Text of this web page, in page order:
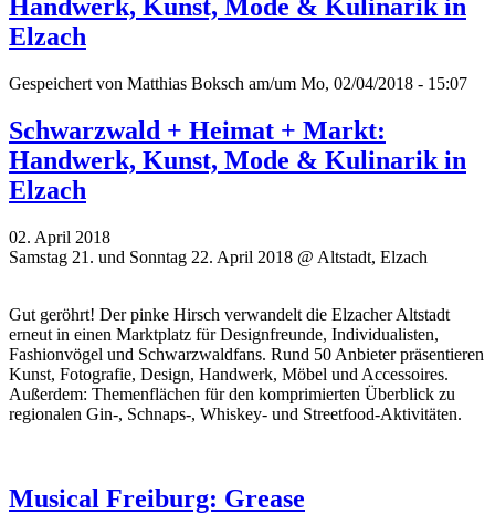
Handwerk, Kunst, Mode & Kulinarik in
Elzach
Gespeichert von Matthias Boksch am/um Mo, 02/04/2018 - 15:07
Schwarzwald + Heimat + Markt:
Handwerk, Kunst, Mode & Kulinarik in
Elzach
02. April 2018
Samstag 21. und Sonntag 22. April 2018 @ Altstadt, Elzach
Gut geröhrt! Der pinke Hirsch verwandelt die Elzacher Altstadt
erneut in einen Marktplatz für Designfreunde, Individualisten,
Fashionvögel und Schwarzwaldfans. Rund 50 Anbieter präsentieren
Kunst, Fotografie, Design, Handwerk, Möbel und Accessoires.
Außerdem: Themenflächen für den komprimierten Überblick zu
regionalen Gin-, Schnaps-, Whiskey- und Streetfood-Aktivitäten.
Musical Freiburg: Grease